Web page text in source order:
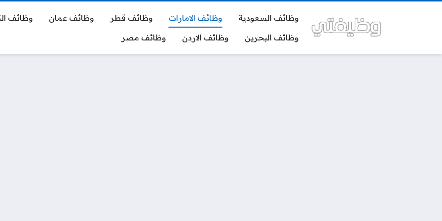
وظائف السعودية وظائف الامارات وظائف قطر وظائف عمان
وظائف
وظائف البحرين
وظائف الاردن وظائف مصر